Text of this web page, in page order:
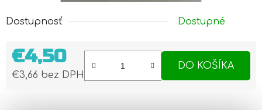
Dostupnosť Dostupné
€4,50
€3,66 bez DPH
DO KOŠÍKA